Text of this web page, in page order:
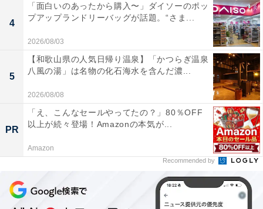
4
「面白いのあったから購入〜」ダイソーのポッ
プアップランドリーバッグが話題。“さま...
2026/08/03
5
【和歌山県の人気日帰り温泉】「かつらぎ温泉
八風の湯」は名物の化石海水を含んだ濃...
2026/08/08
PR
「え、こんなセールやってたの？」80％OFF
以上が続々登場！Amazonの本気が...
Amazon
Recommended by